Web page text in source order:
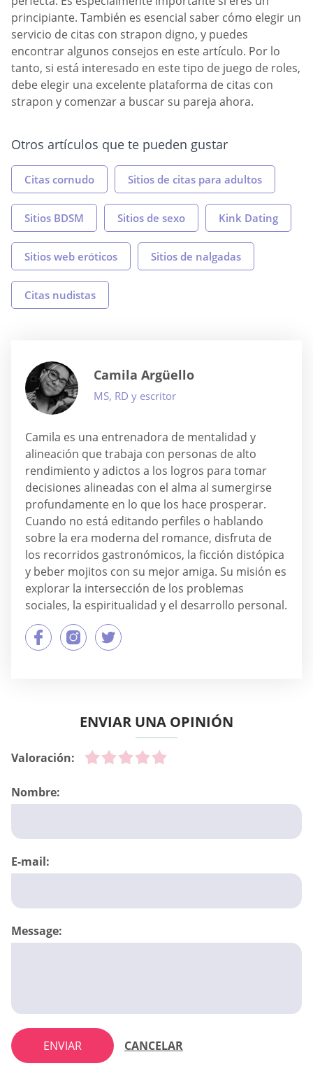
principiante. También es esencial saber cómo elegir un
servicio de citas con strapon digno, y puedes
encontrar algunos consejos en este artículo. Por lo
tanto, si está interesado en este tipo de juego de roles,
debe elegir una excelente plataforma de citas con
strapon y comenzar a buscar su pareja ahora.
Otros artículos que te pueden gustar
Citas cornudo Sitios de citas para adultos
Sitios BDSM Sitios de sexo Kink Dating
Sitios web eróticos Sitios de nalgadas
Citas nudistas
Camila Argüello
MS, RD y escritor
Camila es una entrenadora de mentalidad y
alineación que trabaja con personas de alto
rendimiento y adictos a los logros para tomar
decisiones alineadas con el alma al sumergirse
profundamente en lo que los hace prosperar.
Cuando no está editando perfiles o hablando
sobre la era moderna del romance, disfruta de
los recorridos gastronómicos, la ficción distópica
y beber mojitos con su mejor amiga. Su misión es
explorar la intersección de los problemas
sociales, la espiritualidad y el desarrollo personal.
ENVIAR UNA OPINIÓN
Valoración:
Nombre:
E-mail:
Message:
ENVIAR CANCELAR